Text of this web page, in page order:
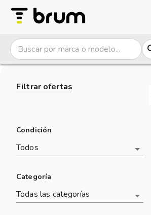
Filtrar ofertas
Condición
Todos
Categoría
Todas las categorías